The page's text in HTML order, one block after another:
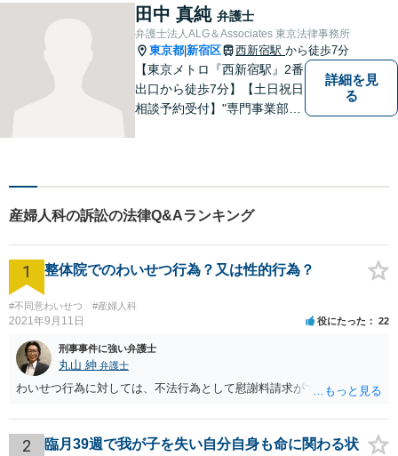
い。
田中 真純 弁護士
弁護士法人ALG＆Associates 東京法律事務所
東京都 新宿区 西新宿駅 から徒歩7分
【東京メトロ『西新宿駅』2番
出口から徒歩7分】【土日祝日
相談予約受付】"専門事業部
い。
詳細を見
る
産婦人科の訴訟の法律Q&Aランキング
1 整体院でのわいせつ行為？又は性的行為？
#不同意わいせつ #産婦人科
2021年9月11日 役にたった 22
刑事事件に強い弁護士
丸山 紳 弁護士
わいせつ行為に対しては、不法行為として慰謝料請求ができます。
2
臨月39週で我が子を失い自分自身も命に関わる状